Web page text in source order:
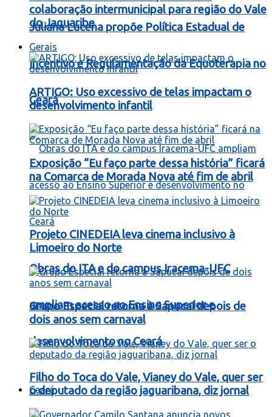
Juliana Lucena propõe Política Estadual de
Incentivo e Regulamentação da Equoterapia no
Ceará
Obras do ITA e do campus Iracema-UFC
ampliam acesso ao Ensino Superior e
desenvolvimento no Ceará
Ceará
colaboração intermunicipal para região do Vale
do Jaguaribe
Gerais
ARTIGO: Uso excessivo de telas impactam o
desenvolvimento infantil
Exposição “Eu faço parte dessa história” ficará
na Comarca de Morada Nova até fim de abril
Projeto CINEDEIA leva cinema inclusivo à
Limoeiro do Norte
Grupo Especial retorna à Sapucaí depois de
dois anos sem carnaval
Filho do Toca do Vale, Vianey do Vale, quer ser
o deputado da região jaguaribana, diz jornal